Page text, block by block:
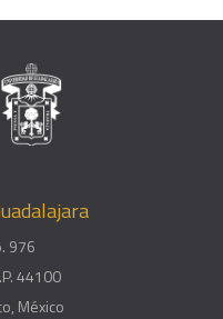
976
44100
México